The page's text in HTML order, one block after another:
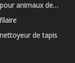
animaux de
de tapis